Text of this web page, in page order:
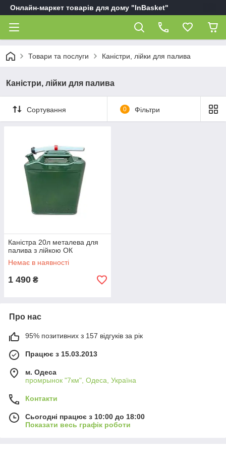
Онлайн-маркет товарів для дому "InBasket"
Товари та послуги Каністри, лійки для палива
Каністри, лійки для палива
Сортування 0 Фільтри
Каністра 20л металева для
палива з лійкою ОК
Немає в наявності
1 490 ₴
Про нас
95% позитивних з 157 відгуків за рік
Працює з 15.03.2013
м. Одеса
промрынок "7км", Одеса, Україна
Контакти
Сьогодні працює з 10:00 до 18:00
Показати весь графік роботи